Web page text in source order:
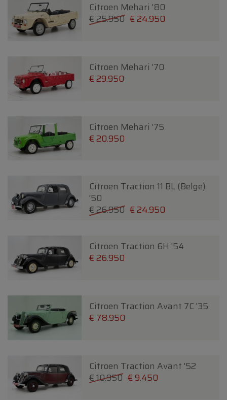
Citroen Mehari '80
€ 25.950 € 24.950
Citroen Mehari '70
€ 29.950
Citroen Mehari '75
€ 20.950
Citroen Traction 11 BL (Belge)
'50
€ 26.950 € 24.950
Citroen Traction 6H '54
€ 26.950
Citroen Traction Avant 7C '35
€ 78.950
Citroen Traction Avant '52
€ 10.950 € 9.450